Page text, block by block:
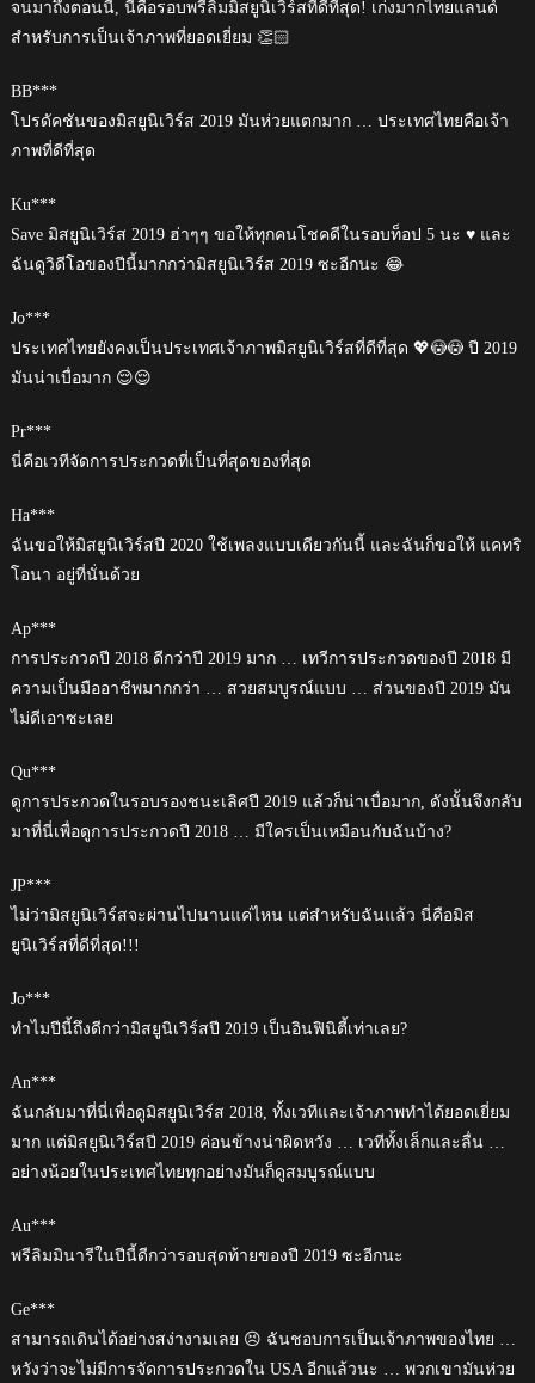
จนมาถึงตอนนี้, นี่คือรอบพรีลิมมิสยูนิเวิร์สที่ดีที่สุด! เก่งมากไทยแลนด์
สำหรับการเป็นเจ้าภาพที่ยอดเยี่ยม 👏🏻
BB***
โปรดัคชันของมิสยูนิเวิร์ส 2019 มันห่วยแตกมาก … ประเทศไทยคือเจ้า
ภาพที่ดีที่สุด
Ku***
Save มิสยูนิเวิร์ส 2019 ฮ่าๆๆ ขอให้ทุกคนโชคดีในรอบท็อป 5 นะ ♥️ และ
ฉันดูวิดีโอของปีนี้มากกว่ามิสยูนิเวิร์ส 2019 ซะอีกนะ 😂
Jo***
ประเทศไทยยังคงเป็นประเทศเจ้าภาพมิสยูนิเวิร์สที่ดีที่สุด 💖😳😳 ปี 2019
มันน่าเบื่อมาก 😌😌
Pr***
นี่คือเวทีจัดการประกวดที่เป็นที่สุดของที่สุด
Ha***
ฉันขอให้มิสยูนิเวิร์สปี 2020 ใช้เพลงแบบเดียวกันนี้ และฉันก็ขอให้ แคทริ
โอนา อยู่ที่นั่นด้วย
Ap***
การประกวดปี 2018 ดีกว่าปี 2019 มาก … เทวีการประกวดของปี 2018 มี
ความเป็นมืออาชีพมากกว่า … สวยสมบูรณ์แบบ … ส่วนของปี 2019 มัน
ไม่ดีเอาซะเลย
Qu***
ดูการประกวดในรอบรองชนะเลิศปี 2019 แล้วก็น่าเบื่อมาก, ดังนั้นจึงกลับ
มาที่นี่เพื่อดูการประกวดปี 2018 … มีใครเป็นเหมือนกับฉันบ้าง?
JP***
ไม่ว่ามิสยูนิเวิร์สจะผ่านไปนานแค่ไหน แต่สำหรับฉันแล้ว นี่คือมิส
ยูนิเวิร์สที่ดีที่สุด!!!
Jo***
ทำไมปีนี้ถึงดีกว่ามิสยูนิเวิร์สปี 2019 เป็นอินฟินิตี้เท่าเลย?
An***
ฉันกลับมาที่นี่เพื่อดูมิสยูนิเวิร์ส 2018, ทั้งเวทีและเจ้าภาพทำได้ยอดเยี่ยม
มาก แต่มิสยูนิเวิร์สปี 2019 ค่อนข้างน่าผิดหวัง … เวทีทั้งเล็กและลื่น …
อย่างน้อยในประเทศไทยทุกอย่างมันก็ดูสมบูรณ์แบบ
Au***
พรีลิมมินารีในปีนี้ดีกว่ารอบสุดท้ายของปี 2019 ซะอีกนะ
Ge***
สามารถเดินได้อย่างสง่างามเลย 😣 ฉันชอบการเป็นเจ้าภาพของไทย …
หวังว่าจะไม่มีการจัดการประกวดใน USA อีกแล้วนะ … พวกเขามันห่วย